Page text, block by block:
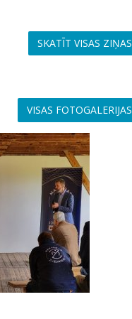
SKATĪT VISAS ZIŅAS
VISAS FOTOGALERIJAS